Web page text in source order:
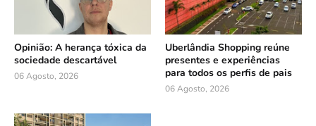
Opinião: A herança tóxica da
sociedade descartável
06 Agosto, 2026
Uberlândia Shopping reúne
presentes e experiências
para todos os perfis de pais
06 Agosto, 2026